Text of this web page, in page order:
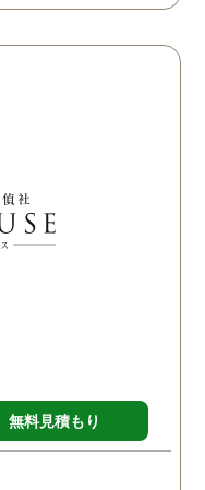
してくださり、安心しま
読めない中、柔軟に対応
す。
無料見積もり